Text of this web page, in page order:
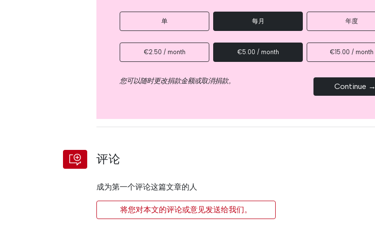
单 每月 年度
€2.50 / month €5.00 / month €15.00 / month
您可以随时更改捐款金额或取消捐款。
Continue →
评论
成为第一个评论这篇文章的人
将您对本文的评论或意见发送给我们。